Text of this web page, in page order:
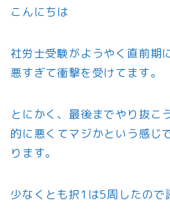
こんにちは
社労士受験がようやく直前期
悪すぎて衝撃を受けてます。
とにかく、最後までやり抜こ
的に悪くてマジかという感じ
ります。
少なくとも択1は5周したので